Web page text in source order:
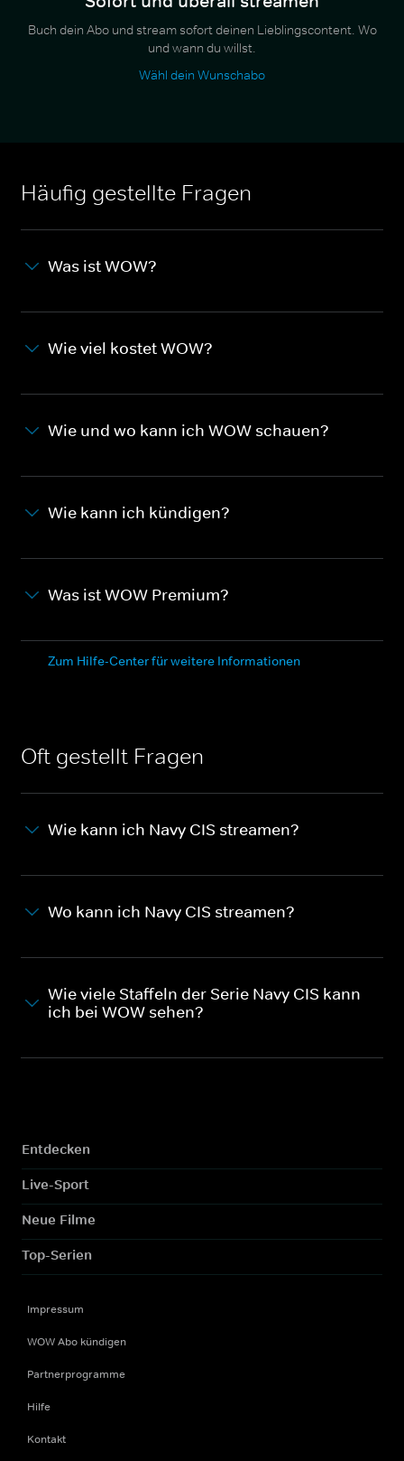
Buch dein Abo und stream sofort deinen Lieblingscontent. Wo
und wann du willst.
Wähl dein Wunschabo
Häufig gestellte Fragen
Was ist WOW?
Wie viel kostet WOW?
Wie und wo kann ich WOW schauen?
Wie kann ich kündigen?
Was ist WOW Premium?
Zum Hilfe-Center für weitere Informationen
Oft gestellt Fragen
Wie kann ich Navy CIS streamen?
Wo kann ich Navy CIS streamen?
Wie viele Staffeln der Serie Navy CIS kann
ich bei WOW sehen?
Entdecken
Live-Sport
Neue Filme
Top-Serien
Impressum
WOW Abo kündigen
Partnerprogramme
Hilfe
Kontakt